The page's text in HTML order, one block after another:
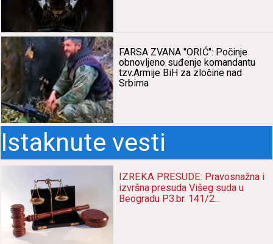
FARSA ZVANA "ORIĆ": Počinje
obnovljeno suđenje komаndаntu
tzv.Armije BiH zа zločine nаd
Srbimа
Istaknute vesti
IZREKA PRESUDE: Pravosnažna i
izvršna presuda Višeg suda u
Beogradu P3.br. 141/2...